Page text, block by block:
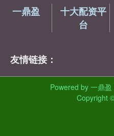
一鼎盈
十大配资平
台
友情链接：
Powered by 一鼎盈
Copyright